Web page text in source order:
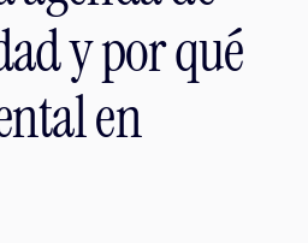
y por qué
en